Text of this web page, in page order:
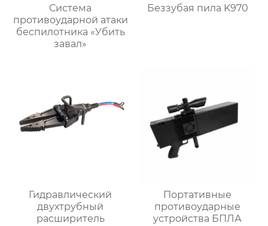
Система
противоударной атаки
беспилотника «Убить
завал»
Беззубая пила K970
Гидравлический
двухтрубный
расширитель
Портативные
противоударные
устройства БПЛА